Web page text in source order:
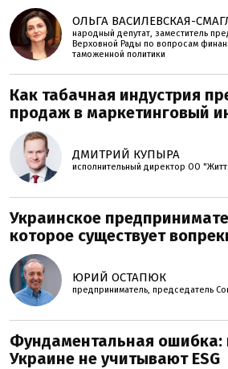
ОЛЬГА ВАСИЛЕВСКАЯ-
народный депутат, заместитель
Верховной Рады по вопросам
таможенной политики
Как табачная индустрия
продаж в маркетинговый
ДМИТРИЙ КУПЫРА
исполнительный директор ОО
Украинское
которое существует
ЮРИЙ ОСТАПЮК
предприниматель, председатель
Фундаментальная ошибка:
Украине не учитывают ESG